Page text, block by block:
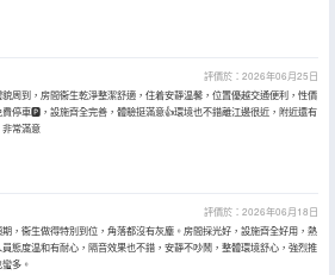
評價於：2026年06月25日
周到，房間衞生乾淨整潔舒適，住着安靜温馨，位置優越交通便利，性價
費停車🅿️，設施齊全完善，體驗挺滿意👍環境也不錯離江邊很近，附近還有
非常滿意
評價於：2026年06月18日
，衞生做得特別到位，角落都沒有灰塵。房間採光好，設施齊全好用，熱
態度温和有耐心，隔音效果也不錯，安靜不吵鬧，整體環境舒心，強烈推
多。